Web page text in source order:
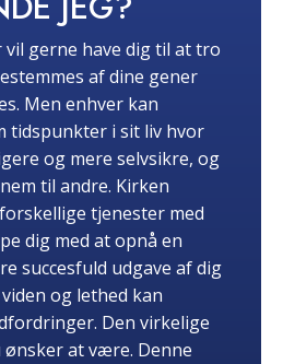
gerne have dig til at tro
af dine gener
Men enhver kan
tidspunkter i sit liv hvor
og mere selvsikre, og
til andre. Kirken
tjenester med
dig med at opnå en
succesfuld udgave af dig
og lethed kan
Den virkelige
ønsker at være. Denne